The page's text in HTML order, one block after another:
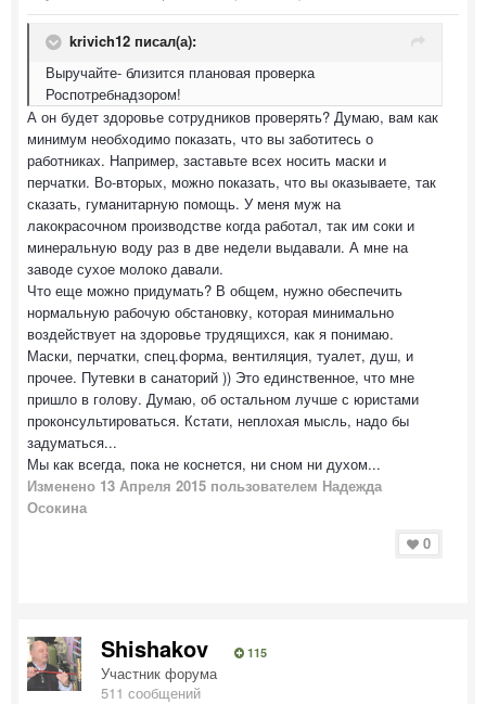
krivich12 писал(а):
Выручайте- близится плановая проверка
Роспотребнадзором!
А он будет здоровье сотрудников проверять? Думаю, вам как
минимум необходимо показать, что вы заботитесь о
работниках. Например, заставьте всех носить маски и
перчатки. Во-вторых, можно показать, что вы оказываете, так
сказать, гуманитарную помощь. У меня муж на
лакокрасочном производстве когда работал, так им соки и
минеральную воду раз в две недели выдавали. А мне на
заводе сухое молоко давали.
Что еще можно придумать? В общем, нужно обеспечить
нормальную рабочую обстановку, которая минимально
воздействует на здоровье трудящихся, как я понимаю.
Маски, перчатки, спец.форма, вентиляция, туалет, душ, и
прочее. Путевки в санаторий )) Это единственное, что мне
пришло в голову. Думаю, об остальном лучше с юристами
проконсультироваться. Кстати, неплохая мысль, надо бы
задуматься...
Мы как всегда, пока не коснется, ни сном ни духом...
Изменено 13 Апреля 2015 пользователем Надежда
Осокина
0
Shishakov 115
Участник форума
511 сообщений